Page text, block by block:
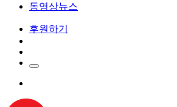
동영상뉴스
후원하기